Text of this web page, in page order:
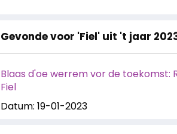
Gevonde voor 'Fiel' uit 't jaar
Blaas d'oe werrem vor de toekomst:
Fiel
Datum: 19-01-2023